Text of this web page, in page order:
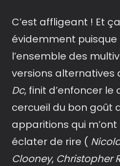
C’est affligeant ! Et
évidemment
l’ensemble des
versions alternatives
Dc, finit d’enfoncer le
cercueil du bon goût
apparitions qui
éclater de rire (
Clooney, Christopher